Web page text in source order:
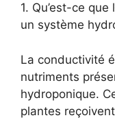
1. Qu’est-ce
un système
La conductivité
nutriments
hydroponique.
plantes